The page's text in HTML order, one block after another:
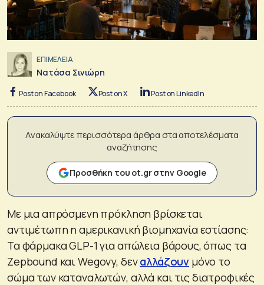
ΕΠΙΜΕΛΕΙΑ
Νατάσα Σινιώρη
Post on Facebook Post on X Post on LinkedIn
Ανακαλύψτε περισσότερα άρθρα στα αποτελέσματα
αναζήτησης
Προσθήκη του ot.gr στην Google
Με μια απρόσμενη πρόκληση βρίσκεται
αντιμέτωπη η αμερικανική βιομηχανία εστίασης:
Τα φάρμακα GLP-1 για απώλεια βάρους, όπως τα
Zepbound και Wegovy, δεναλλάζουν μόνο το
σώμα των καταναλωτών, αλλά και τις διατροφικές